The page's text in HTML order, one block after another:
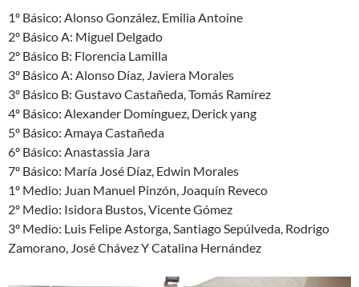
1º Básico: Alonso González, Emilia Antoine
2º Básico A: Miguel Delgado
2º Básico B: Florencia Lamilla
3º Básico A: Alonso Díaz, Javiera Morales
3º Básico B: Gustavo Castañeda, Tomás Ramírez
4º Básico: Alexander Domínguez, Derick yang
5º Básico: Amaya Castañeda
6º Básico: Anastassia Jara
7º Básico: María José Díaz, Edwin Morales
1º Medio: Juan Manuel Pinzón, Joaquín Reveco
2º Medio: Isidora Bustos, Vicente Gómez
3º Medio: Luis Felipe Astorga, Santiago Sepúlveda, Rodrigo
Zamorano, José Chávez Y Catalina Hernández